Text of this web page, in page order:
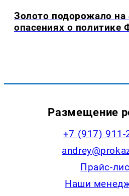
Золото подорожало на
опасениях о политике
Размещение
+7 (917) 911-
Прайс-
Наши